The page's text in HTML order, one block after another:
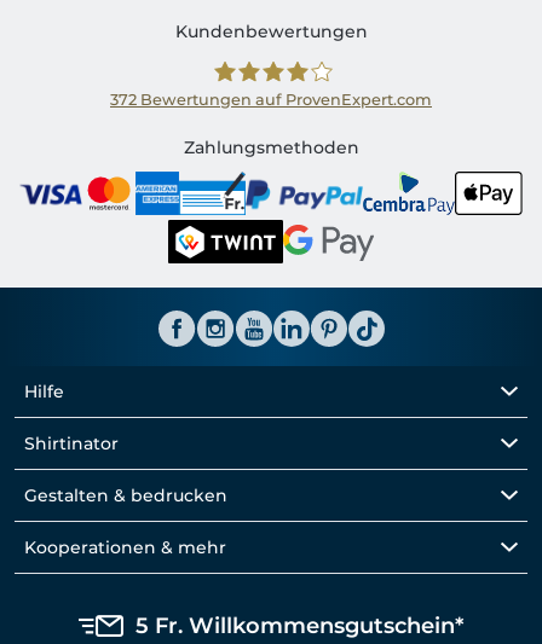
Kundenbewertungen
Shirtinator CH
372 Bewertungen auf ProvenExpert.com
Zahlungsmethoden
Hilfe
Shirtinator
Gestalten & bedrucken
Kooperationen & mehr
5 Fr. Willkommensgutschein*